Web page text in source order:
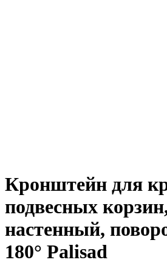
Кронштейн для
подвесных
настенный,
180° Palisad